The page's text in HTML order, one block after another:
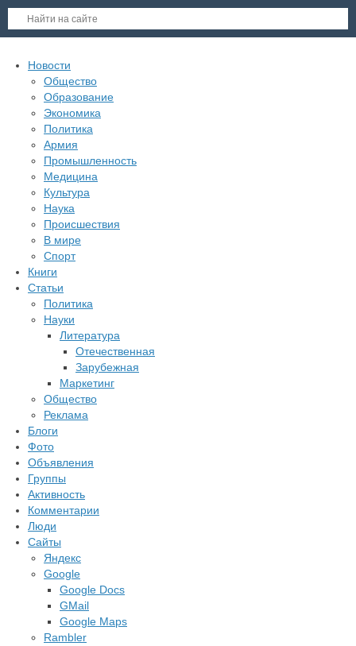
Новости
Общество
Образование
Экономика
Политика
Армия
Промышленность
Медицина
Культура
Наука
Происшествия
В мире
Спорт
Книги
Статьи
Политика
Науки
Литература
Отечественная
Зарубежная
Маркетинг
Общество
Реклама
Блоги
Фото
Объявления
Группы
Активность
Комментарии
Люди
Сайты
Яндекс
Google
Google Docs
GMail
Google Maps
Rambler